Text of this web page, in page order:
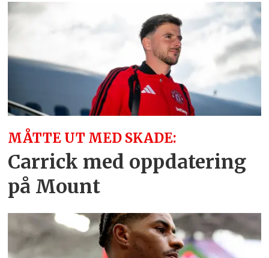
MÅTTE UT MED SKADE:
Carrick med oppdatering
på Mount